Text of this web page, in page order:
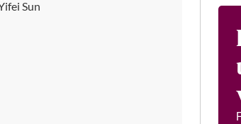
Sun